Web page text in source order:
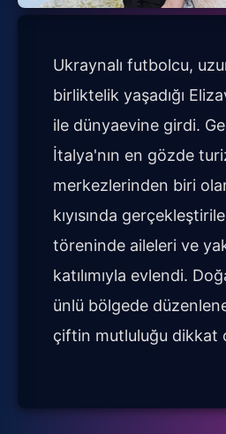
Ukraynalı futbolcu,
birliktelik yaşadığı
ile dünyaevine girdi.
İtalya'nın en gözde
merkezlerinden biri
kıyısında
töreninde aileleri ve
katılımıyla evlendi.
ünlü bölgede
çiftin mutluluğu dikkat